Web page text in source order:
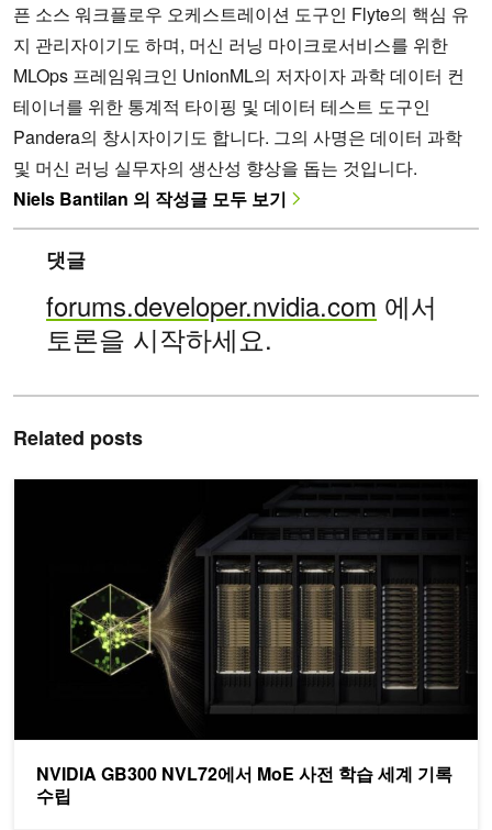
픈 소스 워크플로우 오케스트레이션 도구인 Flyte의 핵심 유
지 관리자이기도 하며, 머신 러닝 마이크로서비스를 위한
MLOps 프레임워크인 UnionML의 저자이자 과학 데이터 컨
테이너를 위한 통계적 타이핑 및 데이터 테스트 도구인
Pandera의 창시자이기도 합니다. 그의 사명은 데이터 과학
및 머신 러닝 실무자의 생산성 향상을 돕는 것입니다.
Niels Bantilan 의 작성글 모두 보기
댓글
forums.developer.nvidia.com 에서
토론을 시작하세요.
Related posts
NVIDIA GB300 NVL72에서 MoE 사전 학습 세계 기록
수립
NVIDIA GB300 NVL72에서 MoE 사전 학습 세계 기록 수립